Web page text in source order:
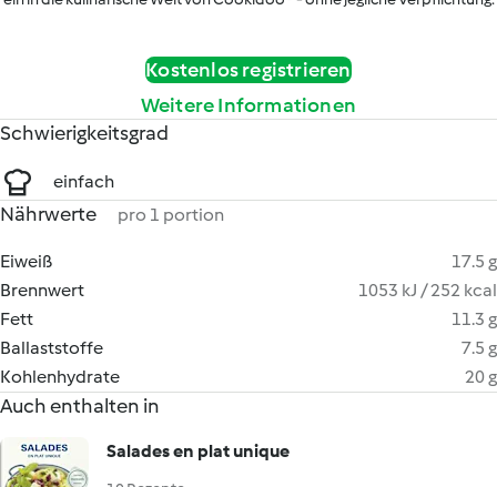
Kostenlos registrieren
Weitere Informationen
Schwierigkeitsgrad
einfach
Nährwerte pro 1 portion
Eiweiß
17.5 g
Brennwert
1053 kJ / 252 kcal
Fett
11.3 g
Ballaststoffe
7.5 g
Kohlenhydrate
20 g
Auch enthalten in
Salades en plat unique